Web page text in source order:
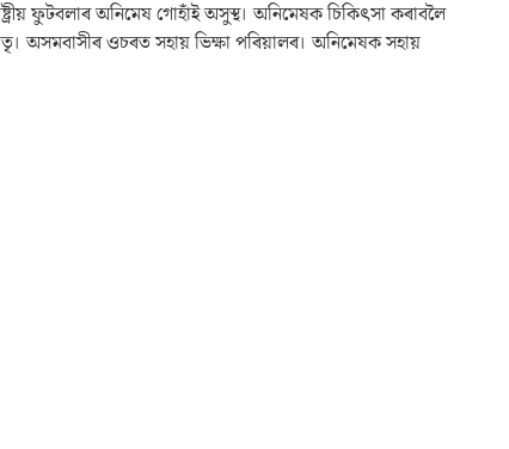
ফুটবলাৰ অনিমেষ গোহাঁই অসুস্থ। অনিমেষক চিকিৎসা কৰাবলৈ
অসমবাসীৰ ওচৰত সহায় ভিক্ষা পৰিয়ালৰ। অনিমেষক সহায়